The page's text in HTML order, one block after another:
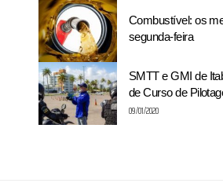
Combustível: os
segunda-feira
SMTT e GMI de
de Curso de
09/01/2020